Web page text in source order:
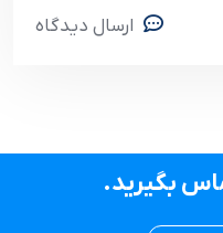
ارسال دیدگاه
بگیرید.